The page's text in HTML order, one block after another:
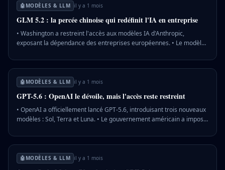
modèles open-source chinois pourrait redistribuer les cartes du
🤖 MODÈLES & LLM il y a 1 mois
GLM 5.2 : la percée chinoise qui redéfinit l'IA en entreprise
• Washington a restreint l'accès aux modèles IA d'Anthropic,
exposant la dépendance des entreprises européennes. • Le modèle
accessible sur des serveurs européens. • Les entreprises doivent
désormais valoriser leurs données internes pour tirer parti de l'IA.
💡 Pourquoi c'est important : Les entreprises doivent repenser leur
maximiser l'utilisation de leurs propres données.
🤖 MODÈLES & LLM il y a 1 mois
GPT-5.6 : OpenAI le dévoile, mais l'accès reste restreint
• OpenAI a officiellement lancé GPT-5.6, introduisant trois nouveaux
modèles : Sol, Terra et Luna. • Le gouvernement américain a imposé
partenaires triés sur le volet. • OpenAI cherche à améliorer la
transparence de l'accès anticipé en collaborant avec le
gouvernement pour un déploiement plus large. 💡 Pourquoi c'est
🤖 MODÈLES & LLM il y a 1 mois